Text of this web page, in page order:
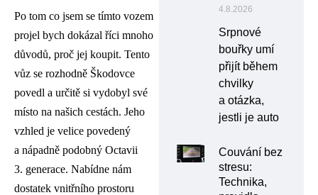
Po tom co jsem se tímto vozem
projel bych dokázal říci mnoho
důvodů, proč jej koupit. Tento
vůz se rozhodně Škodovce
povedl a určitě si vydobyl své
místo na našich cestách. Jeho
vzhled je velice povedený
a nápadně podobný Octavii
3. generace. Nabídne nám
dostatek vnitřního prostoru
4.8.2026
Srpnové
bouřky umí
přijít během
chvilky
a otázka,
jestli je auto
Couvání bez
stresu:
Technika,